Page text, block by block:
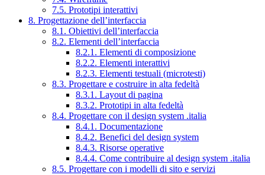
7.5. Prototipi interattivi
8. Progettazione dell’interfaccia
8.1. Obiettivi dell’interfaccia
8.2. Elementi dell’interfaccia
8.2.1. Elementi di composizione
8.2.2. Elementi interattivi
8.2.3. Elementi testuali (microtesti)
8.3. Progettare e costruire in alta fedeltà
8.3.1. Layout di pagina
8.3.2. Prototipi in alta fedeltà
8.4. Progettare con il design system .italia
8.4.1. Documentazione
8.4.2. Benefici del design system
8.4.3. Risorse operative
8.4.4. Come contribuire al design system .italia
8.5. Progettare con i modelli di sito e servizi